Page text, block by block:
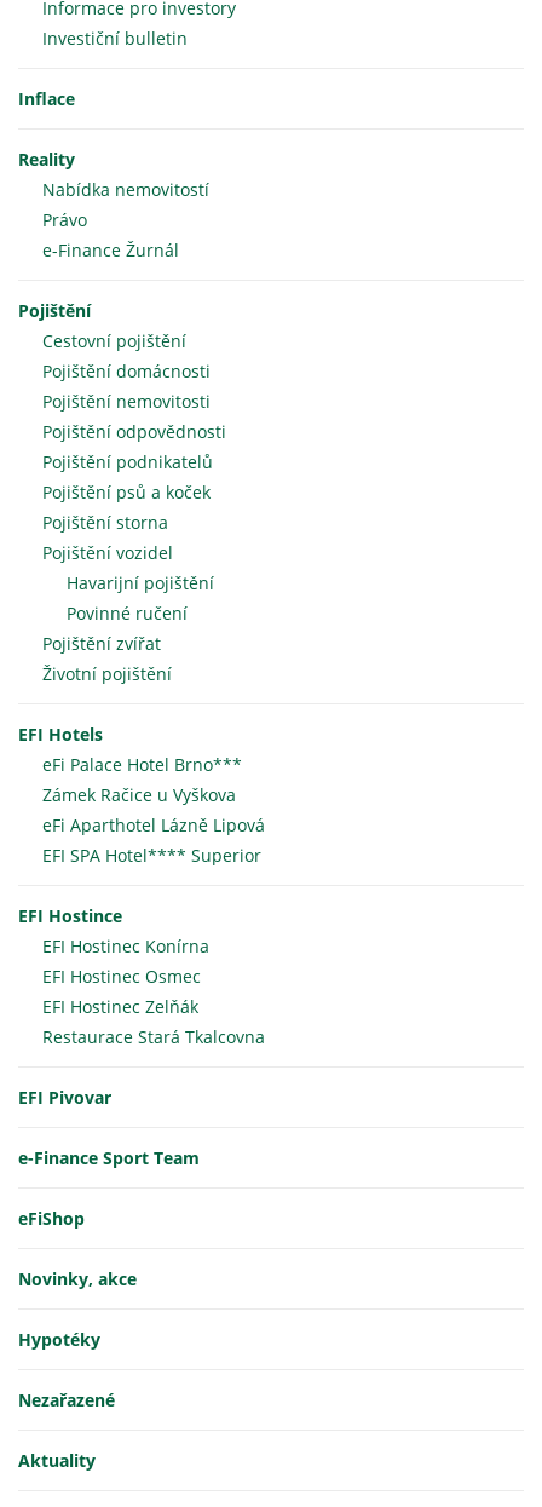
Informace pro investory
Investiční bulletin
Inflace
Reality
Nabídka nemovitostí
Právo
e-Finance Žurnál
Pojištění
Cestovní pojištění
Pojištění domácnosti
Pojištění nemovitosti
Pojištění odpovědnosti
Pojištění podnikatelů
Pojištění psů a koček
Pojištění storna
Pojištění vozidel
Havarijní pojištění
Povinné ručení
Pojištění zvířat
Životní pojištění
EFI Hotels
eFi Palace Hotel Brno***
Zámek Račice u Vyškova
eFi Aparthotel Lázně Lipová
EFI SPA Hotel**** Superior
EFI Hostince
EFI Hostinec Konírna
EFI Hostinec Osmec
EFI Hostinec Zelňák
Restaurace Stará Tkalcovna
EFI Pivovar
e-Finance Sport Team
eFiShop
Novinky, akce
Hypotéky
Nezařazené
Aktuality